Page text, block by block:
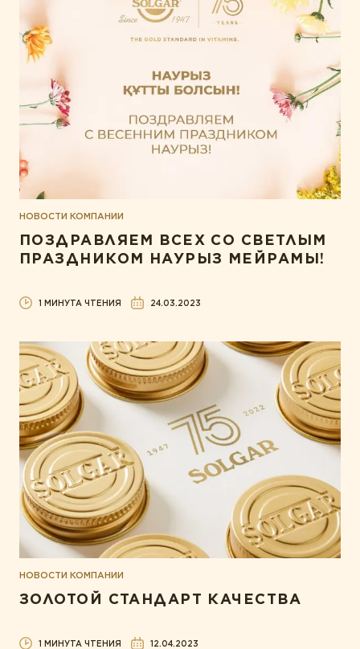
Белки и аминокислоты
Витамины
Жирные кислоты
Комплексы
Пробиотики
Растения
НОВОСТИ КОМПАНИИ
ПОЗДРАВЛЯЕМ ВСЕХ СО СВЕТЛЫМ
ПРАЗДНИКОМ НАУРЫЗ МЕЙРАМЫ!
1 МИНУТА ЧТЕНИЯ 24.03.2023
НОВОСТИ КОМПАНИИ
ЗОЛОТОЙ СТАНДАРТ КАЧЕСТВА
1 МИНУТА ЧТЕНИЯ 12.04.2023